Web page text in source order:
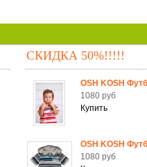
СКИДКА 50%!!!!!
OSH KOSH
1080 руб
OSH KOSH
1080 руб